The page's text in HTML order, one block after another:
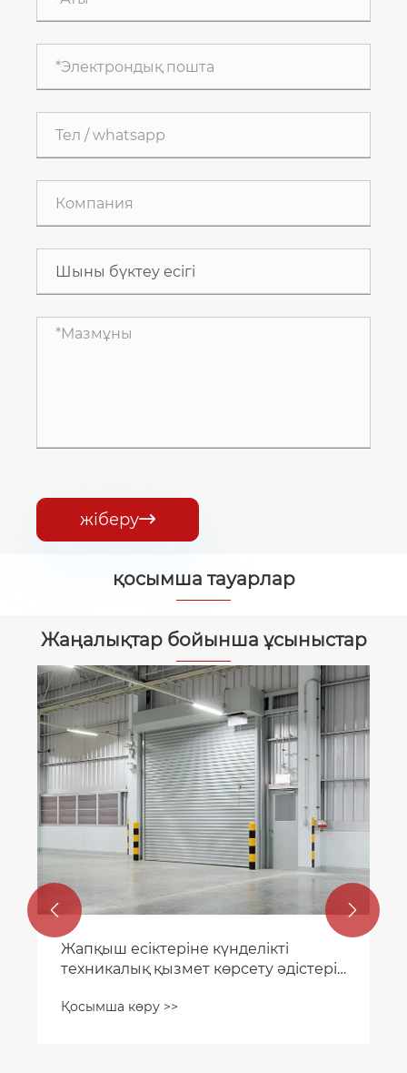
жіберу
қосымша тауарлар
Жаңалықтар бойынша ұсыныстар
Жапқыш есіктеріне күнделікті
техникалық қызмет көрсету әдістері
Қосымша көру >>
 